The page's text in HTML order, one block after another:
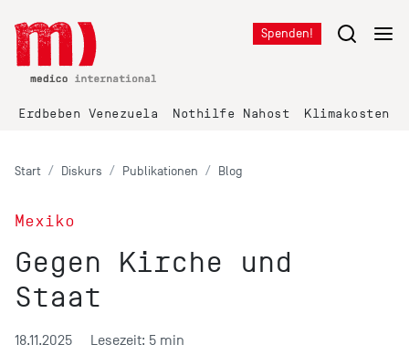
Spenden!
Erdbeben Venezuela Nothilfe Nahost Klimakosten
Start Diskurs Publikationen Blog
Mexiko
Gegen Kirche und
Staat
18.11.2025
Lesezeit: 5 min